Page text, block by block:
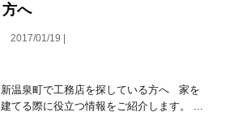
方へ
2017/01/19 |
新温泉町で工務店を探している方へ 家を
建てる際に役立つ情報をご紹介します。 ...